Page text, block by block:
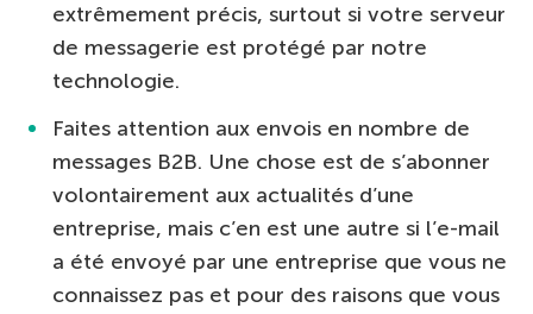
extrêmement précis, surtout si votre serveur
de messagerie est protégé par notre
technologie.
Faites attention aux envois en nombre de
messages B2B. Une chose est de s’abonner
volontairement aux actualités d’une
entreprise, mais c’en est une autre si l’e-mail
a été envoyé par une entreprise que vous ne
connaissez pas et pour des raisons que vous